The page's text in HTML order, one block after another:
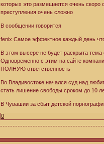
которых это размещается очень скоро
преступления очень сложно
В сообщении говорится
fenix Самое эффектное каждый день
В этом высере не будет раскрыта
Одновременно с этим на сайте
ПОЛНУЮ ответственность
Во Владивостоке начался суд над
стать лишение свободы сроком до 10
В Чувашии за сбыт детской
0